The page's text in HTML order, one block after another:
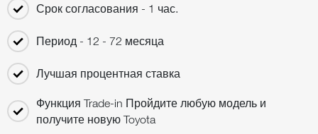
Срок согласования - 1 час.
Период - 12 - 72 месяца
Лучшая процентная ставка
Функция Trade-in Пройдите любую модель и
получите новую Toyota